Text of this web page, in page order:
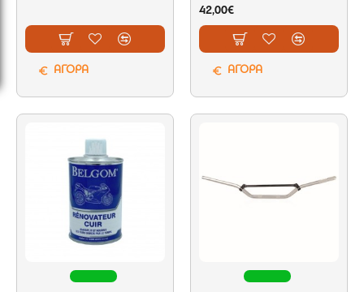
ΑΓΟΡΑ
42,00€
ΑΓΟΡΑ